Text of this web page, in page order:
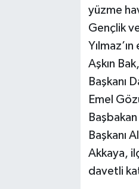
yüzme
Gençlik
Aşkın
Başkanı
Emel
Başkanı
Akkaya,
davetli